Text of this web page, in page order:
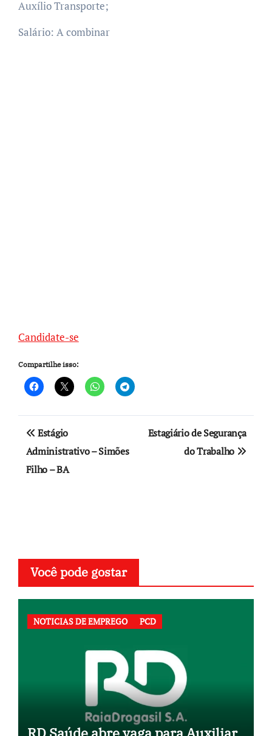
Auxílio Transporte;
Salário: A combinar
Candidate-se
Compartilhe isso:
Navegação
de
Post
Estágio
Administrativo – Simões
Filho – BA
Estagiário de Segurança
do Trabalho
Você pode gostar
NOTICIAS DE EMPREGO PCD
RD Saúde abre vaga para Auxiliar